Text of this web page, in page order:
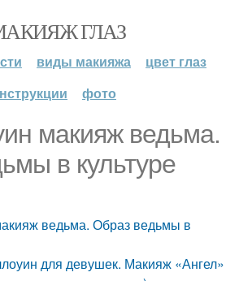
ГЛАЗ
виды макияжа
цвет глаз
фото
макияж ведьма.
в культуре
ведьма. Образ ведьмы в
для девушек. Макияж «Ангел»